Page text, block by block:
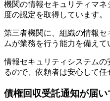
機関の情報セキュリティマネ
度の認定を取得しています。
第三者機関に、組織の情報
ムが業務を行う能力を備えて
情報セキュリティシステム
るので、依頼者は安心して任
債権回収受託通知が届